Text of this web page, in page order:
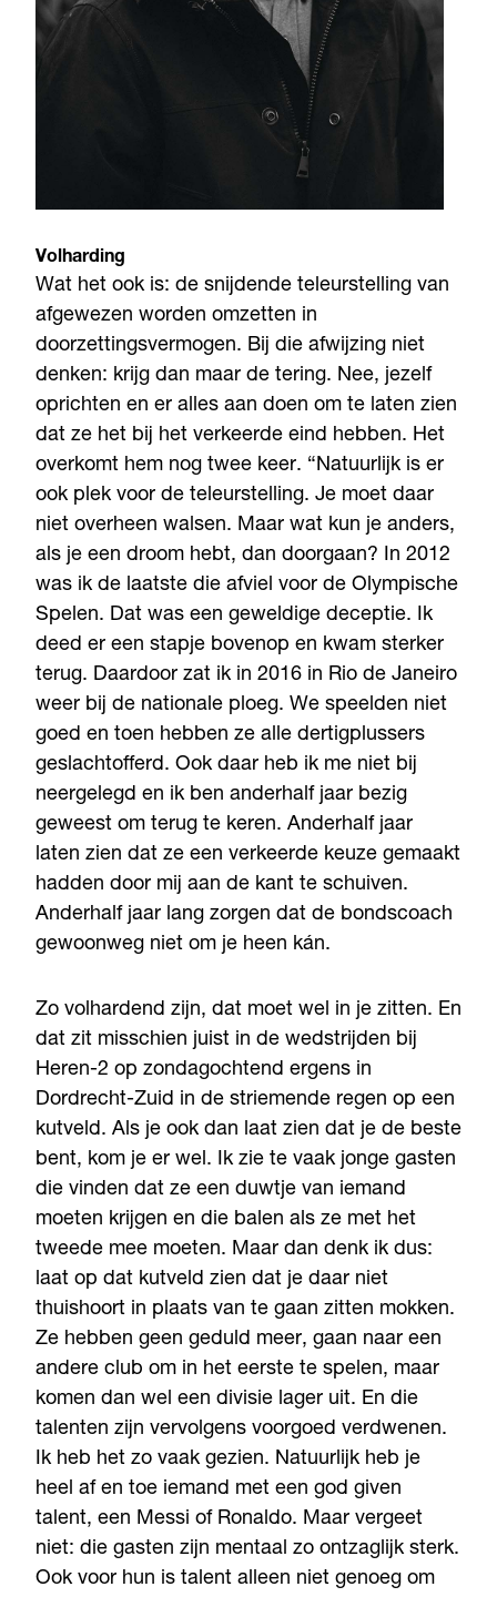
Volharding
Wat het ook is: de snijdende teleurstelling van
afgewezen worden omzetten in
doorzettingsvermogen. Bij die afwijzing niet
denken: krijg dan maar de tering. Nee, jezelf
oprichten en er alles aan doen om te laten zien
dat ze het bij het verkeerde eind hebben. Het
overkomt hem nog twee keer. “Natuurlijk is er
ook plek voor de teleurstelling. Je moet daar
niet overheen walsen. Maar wat kun je anders,
als je een droom hebt, dan doorgaan? In 2012
was ik de laatste die afviel voor de Olympische
Spelen. Dat was een geweldige deceptie. Ik
deed er een stapje bovenop en kwam sterker
terug. Daardoor zat ik in 2016 in Rio de Janeiro
weer bij de nationale ploeg. We speelden niet
goed en toen hebben ze alle dertigplussers
geslachtofferd. Ook daar heb ik me niet bij
neergelegd en ik ben anderhalf jaar bezig
geweest om terug te keren. Anderhalf jaar
laten zien dat ze een verkeerde keuze gemaakt
hadden door mij aan de kant te schuiven.
Anderhalf jaar lang zorgen dat de bondscoach
gewoonweg niet om je heen kán.
Zo volhardend zijn, dat moet wel in je zitten. En
dat zit misschien juist in de wedstrijden bij
Heren-2 op zondagochtend ergens in
Dordrecht-Zuid in de striemende regen op een
kutveld. Als je ook dan laat zien dat je de beste
bent, kom je er wel. Ik zie te vaak jonge gasten
die vinden dat ze een duwtje van iemand
moeten krijgen en die balen als ze met het
tweede mee moeten. Maar dan denk ik dus:
laat op dat kutveld zien dat je daar niet
thuishoort in plaats van te gaan zitten mokken.
Ze hebben geen geduld meer, gaan naar een
andere club om in het eerste te spelen, maar
komen dan wel een divisie lager uit. En die
talenten zijn vervolgens voorgoed verdwenen.
Ik heb het zo vaak gezien. Natuurlijk heb je
heel af en toe iemand met een god given
talent, een Messi of Ronaldo. Maar vergeet
niet: die gasten zijn mentaal zo ontzaglijk sterk.
Ook voor hun is talent alleen niet genoeg om